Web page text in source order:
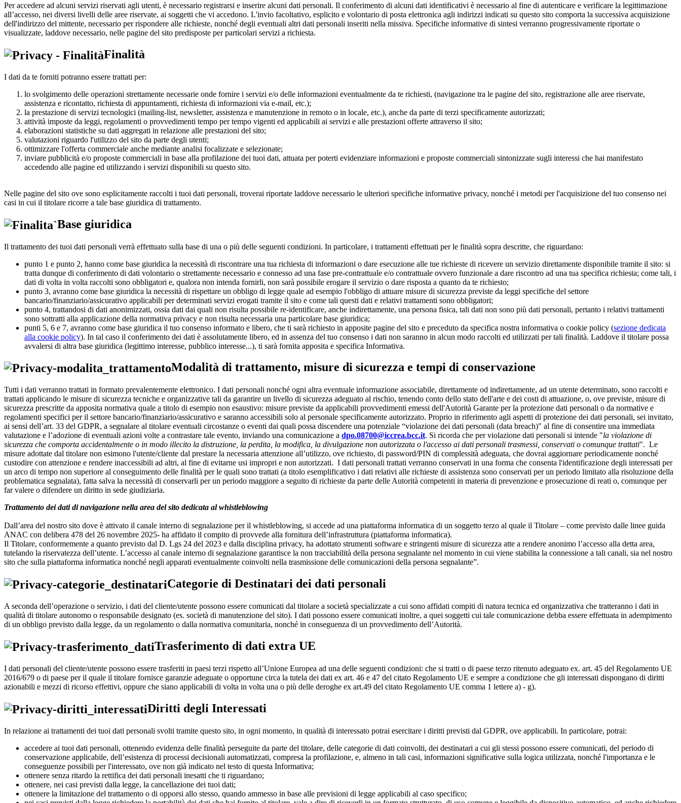
Per accedere ad alcuni servizi riservati agli utenti, è necessario registrarsi e inserire alcuni dati personali. Il conferimento di alcuni dati identificativi è necessario al fine di autenticare e verificare la legittimazione
all’accesso, nei diversi livelli delle aree riservate, ai soggetti che vi accedono. L'invio facoltativo, esplicito e volontario di posta elettronica agli indirizzi indicati su questo sito comporta la successiva acquisizione
dell'indirizzo del mittente, necessario per rispondere alle richieste, nonché degli eventuali altri dati personali inseriti nella missiva. Specifiche informative di sintesi verranno progressivamente riportate o
visualizzate, laddove necessario, nelle pagine del sito predisposte per particolari servizi a richiesta.
Finalità
I dati da te forniti potranno essere trattati per:
lo svolgimento delle operazioni strettamente necessarie onde fornire i servizi e/o delle informazioni eventualmente da te richiesti, (navigazione tra le pagine del sito, registrazione alle aree riservate,
assistenza e ricontatto, richiesta di appuntamenti, richiesta di informazioni via e-mail, etc.);
la prestazione di servizi tecnologici (mailing-list, newsletter, assistenza e manutenzione in remoto o in locale, etc.), anche da parte di terzi specificamente autorizzati;
attività imposte da leggi, regolamenti o provvedimenti tempo per tempo vigenti ed applicabili ai servizi e alle prestazioni offerte attraverso il sito;
elaborazioni statistiche su dati aggregati in relazione alle prestazioni del sito;
valutazioni riguardo l'utilizzo del sito da parte degli utenti;
ottimizzare l'offerta commerciale anche mediante analisi focalizzate e selezionate;
inviare pubblicità e/o proposte commerciali in base alla profilazione dei tuoi dati, attuata per poterti evidenziare informazioni e proposte commerciali sintonizzate sugli interessi che hai manifestato
accedendo alle pagine ed utilizzando i servizi disponibili su questo sito.
Nelle pagine del sito ove sono esplicitamente raccolti i tuoi dati personali, troverai riportate laddove necessario le ulteriori specifiche informative privacy, nonché i metodi per l'acquisizione del tuo consenso nei
casi in cui il titolare ricorre a tale base giuridica di trattamento.
Base giuridica
Il trattamento dei tuoi dati personali verrà effettuato sulla base di una o più delle seguenti condizioni. In particolare, i trattamenti effettuati per le finalità sopra descritte, che riguardano:
punto 1 e punto 2, hanno come base giuridica la necessità di riscontrare una tua richiesta di informazioni o dare esecuzione alle tue richieste di ricevere un servizio direttamente disponibile tramite il sito: si
tratta dunque di conferimento di dati volontario o strettamente necessario e connesso ad una fase pre-contrattuale e/o contrattuale ovvero funzionale a dare riscontro ad una tua specifica richiesta; come tali, i
dati di volta in volta raccolti sono obbligatori e, qualora non intenda fornirli, non sarà possibile erogare il servizio o dare risposta a quanto da te richiesto;
punto 3, avranno come base giuridica la necessità di rispettare un obbligo di legge quale ad esempio l'obbligo di attuare misure di sicurezza previste da leggi specifiche del settore
bancario/finanziario/assicurativo applicabili per determinati servizi erogati tramite il sito e come tali questi dati e relativi trattamenti sono obbligatori;
punto 4, trattandosi di dati anonimizzati, ossia dati dai quali non risulta possibile re-identificare, anche indirettamente, una persona fisica, tali dati non sono più dati personali, pertanto i relativi trattamenti
sono sottratti alla applicazione della normativa privacy e non risulta necessaria una particolare base giuridica;
punti 5, 6 e 7, avranno come base giuridica il tuo consenso informato e libero, che ti sarà richiesto in apposite pagine del sito e preceduto da specifica nostra informativa o cookie policy (sezione dedicata
alla cookie policy). In tal caso il conferimento dei dati è assolutamente libero, ed in assenza del tuo consenso i dati non saranno in alcun modo raccolti ed utilizzati per tali finalità. Laddove il titolare possa
avvalersi di altra base giuridica (legittimo interesse, pubblico interesse...), ti sarà fornita apposita e specifica Informativa.
Modalità di trattamento, misure di sicurezza e tempi di conservazione
Tutti i dati verranno trattati in formato prevalentemente elettronico. I dati personali nonché ogni altra eventuale informazione associabile, direttamente od indirettamente, ad un utente determinato, sono raccolti e
trattati applicando le misure di sicurezza tecniche e organizzative tali da garantire un livello di sicurezza adeguato al rischio, tenendo conto dello stato dell'arte e dei costi di attuazione, o, ove previste, misure di
sicurezza prescritte da apposita normativa quale a titolo di esempio non esaustivo: misure previste da applicabili provvedimenti emessi dell'Autorità Garante per la protezione dati personali o da normative e
regolamenti specifici per il settore bancario/finanziario/assicurativo e saranno accessibili solo al personale specificamente autorizzato. Proprio in riferimento agli aspetti di protezione dei dati personali, sei invitato,
ai sensi dell’art. 33 del GDPR, a segnalare al titolare eventuali circostanze o eventi dai quali possa discendere una potenziale “violazione dei dati personali (data breach)" al fine di consentire una immediata
valutazione e l’adozione di eventuali azioni volte a contrastare tale evento, inviando una comunicazione a dpo.08700@iccrea.bcc.it. Si ricorda che per violazione dati personali si intende "la violazione di
sicurezza che comporta accidentalmente o in modo illecito la distruzione, la perdita, la modifica, la divulgazione non autorizzata o l'accesso ai dati personali trasmessi, conservati o comunque trattati". Le
misure adottate dal titolare non esimono l'utente/cliente dal prestare la necessaria attenzione all’utilizzo, ove richiesto, di password/PIN di complessità adeguata, che dovrai aggiornare periodicamente nonché
custodire con attenzione e rendere inaccessibili ad altri, al fine di evitarne usi impropri e non autorizzati. I dati personali trattati verranno conservati in una forma che consenta l'identificazione degli interessati per
un arco di tempo non superiore al conseguimento delle finalità per le quali sono trattati (a titolo esemplificativo i dati relativi alle richieste di assistenza sono conservati per un periodo limitato alla risoluzione della
problematica segnalata), fatta salva la necessità di conservarli per un periodo maggiore a seguito di richieste da parte delle Autorità competenti in materia di prevenzione e prosecuzione di reati o, comunque per
far valere o difendere un diritto in sede giudiziaria.
Trattamento dei dati di navigazione nella area del sito dedicata al whistleblowing
Dall’area del nostro sito dove è attivato il canale interno di segnalazione per il whistleblowing, si accede ad una piattaforma informatica di un soggetto terzo al quale il Titolare – come previsto dalle linee guida
ANAC con delibera 478 del 26 novembre 2025- ha affidato il compito di provvede alla fornitura dell’infrastruttura (piattaforma informatica).
Il Titolare, conformemente a quanto previsto dal D. Lgs 24 del 2023 e dalla disciplina privacy, ha adottato strumenti software e stringenti misure di sicurezza atte a rendere anonimo l’accesso alla detta area,
tutelando la riservatezza dell’utente. L’accesso al canale interno di segnalazione garantisce la non tracciabilità della persona segnalante nel momento in cui viene stabilita la connessione a tali canali, sia nel nostro
sito che sulla piattaforma informatica nonché negli apparati eventualmente coinvolti nella trasmissione delle comunicazioni della persona segnalante”.
Categorie di Destinatari dei dati personali
A seconda dell’operazione o servizio, i dati del cliente/utente possono essere comunicati dal titolare a società specializzate a cui sono affidati compiti di natura tecnica ed organizzativa che tratteranno i dati in
qualità di titolare autonomo o responsabile designato (es. società di manutenzione del sito). I dati possono essere comunicati inoltre, a quei soggetti cui tale comunicazione debba essere effettuata in adempimento
di un obbligo previsto dalla legge, da un regolamento o dalla normativa comunitaria, nonché in conseguenza di un provvedimento dell’Autorità.
Trasferimento di dati extra UE
I dati personali del cliente/utente possono essere trasferiti in paesi terzi rispetto all’Unione Europea ad una delle seguenti condizioni: che si tratti o di paese terzo ritenuto adeguato ex. art. 45 del Regolamento UE
2016/679 o di paese per il quale il titolare fornisce garanzie adeguate o opportune circa la tutela dei dati ex art. 46 e 47 del citato Regolamento UE e sempre a condizione che gli interessati dispongano di diritti
azionabili e mezzi di ricorso effettivi, oppure che siano applicabili di volta in volta una o più delle deroghe ex art.49 del citato Regolamento UE comma 1 lettere a) - g).
Diritti degli Interessati
In relazione ai trattamenti dei tuoi dati personali svolti tramite questo sito, in ogni momento, in qualità di interessato potrai esercitare i diritti previsti dal GDPR, ove applicabili. In particolare, potrai:
accedere ai tuoi dati personali, ottenendo evidenza delle finalità perseguite da parte del titolare, delle categorie di dati coinvolti, dei destinatari a cui gli stessi possono essere comunicati, del periodo di
conservazione applicabile, dell’esistenza di processi decisionali automatizzati, compresa la profilazione, e, almeno in tali casi, informazioni significative sulla logica utilizzata, nonché l'importanza e le
conseguenze possibili per l'interessato, ove non già indicato nel testo di questa Informativa;
ottenere senza ritardo la rettifica dei dati personali inesatti che ti riguardano;
ottenere, nei casi previsti dalla legge, la cancellazione dei tuoi dati;
ottenere la limitazione del trattamento o di opporsi allo stesso, quando ammesso in base alle previsioni di legge applicabili al caso specifico;